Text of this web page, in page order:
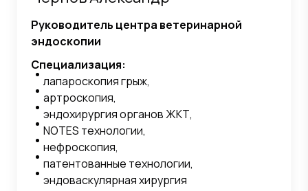
Руководитель центра ветеринарной
эндоскопии
Специализация:
лапароскопия грыж,
артроскопия,
эндохирургия органов ЖКТ,
NOTES технологии,
нефроскопия,
патентованные технологии,
эндоваскулярная хирургия